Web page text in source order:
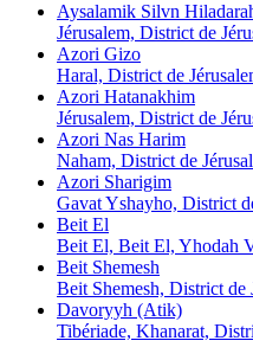
Aysalamik Silvn
Jérusalem, District de
Azori Gizo
Haral, District de
Azori Hatanakhim
Jérusalem, District de
Azori Nas Harim
Naham, District de
Azori Sharigim
Gavat Yshayho, District
Beit El
Beit El, Beit El, Yhodah
Beit Shemesh
Beit Shemesh, District de
Davoryyh (Atik)
Tibériade, Khanarat,